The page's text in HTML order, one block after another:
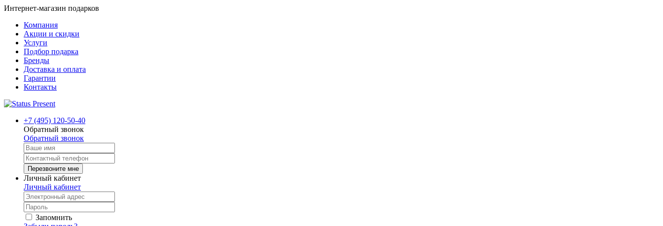
Интернет-магазин подарков
Компания
Акции и скидки
Услуги
Подбор подарка
Бренды
Доставка и оплата
Гарантии
Контакты
+7 (495) 120-50-40
Обратный звонок
Обратный звонок
Перезвоните мне
Личный кабинет
Личный кабинет
Запомнить